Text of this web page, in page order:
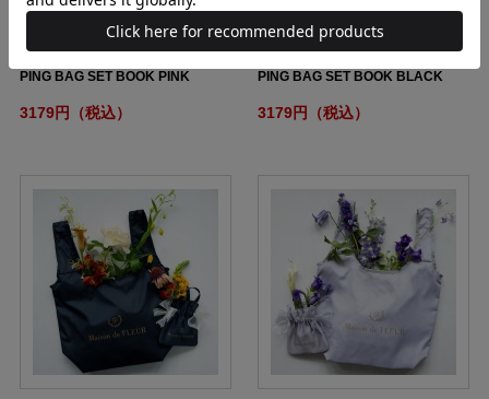
PING BAG SET BOOK PINK
3179円（税込）
PING BAG SET BOOK BLACK
3179円（税込）